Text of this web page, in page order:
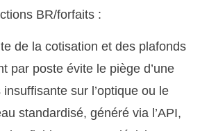
BR/forfaits :
de la cotisation et des plafonds
par poste évite le piège d’une
sur l’optique ou le
standardisé, généré via l’API,